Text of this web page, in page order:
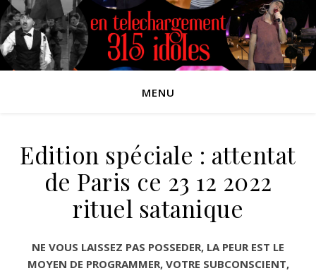
MENU
Edition spéciale : attentat
de Paris ce 23 12 2022
rituel satanique
NE VOUS LAISSEZ PAS POSSEDER, LA PEUR EST LE
MOYEN DE PROGRAMMER, VOTRE SUBCONSCIENT,